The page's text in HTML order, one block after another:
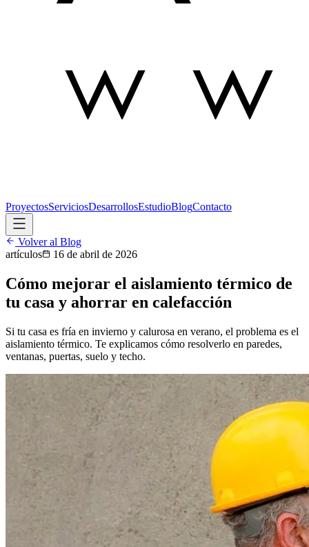
ProyectosServiciosDesarrollosEstudioBlogContacto
Volver al Blog
artículos
16 de abril de 2026
Cómo mejorar el aislamiento térmico de
tu casa y ahorrar en calefacción
Si tu casa es fría en invierno y calurosa en verano, el problema es el
aislamiento térmico. Te explicamos cómo resolverlo en paredes,
ventanas, puertas, suelo y techo.